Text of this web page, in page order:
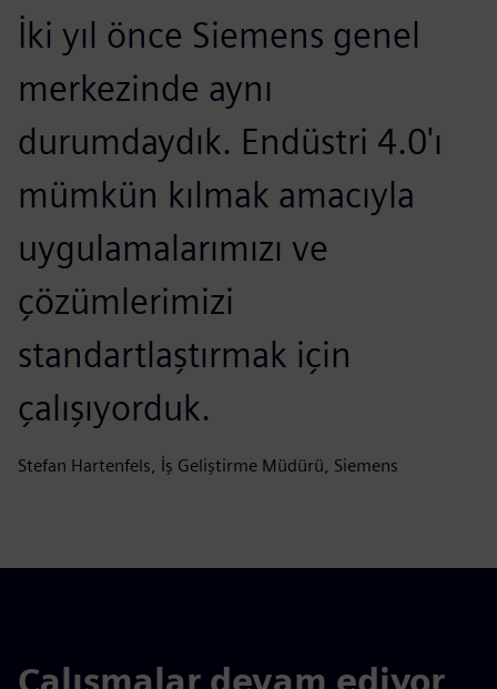
İki yıl önce Siemens genel
merkezinde aynı
durumdaydık. Endüstri 4.0'ı
mümkün kılmak amacıyla
uygulamalarımızı ve
çözümlerimizi
standartlaştırmak için
çalışıyorduk.
Stefan Hartenfels, İş Geliştirme Müdürü, Siemens